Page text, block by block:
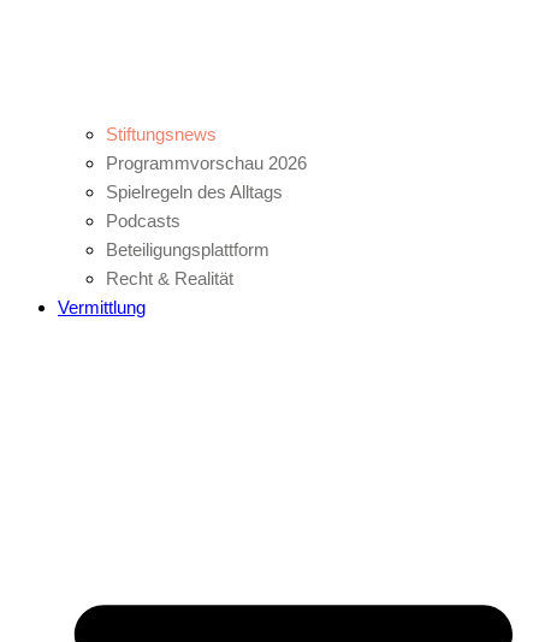
Stiftungsnews
Programmvorschau 2026
Spielregeln des Alltags
Podcasts
Beteiligungsplattform
Recht & Realität
Vermittlung